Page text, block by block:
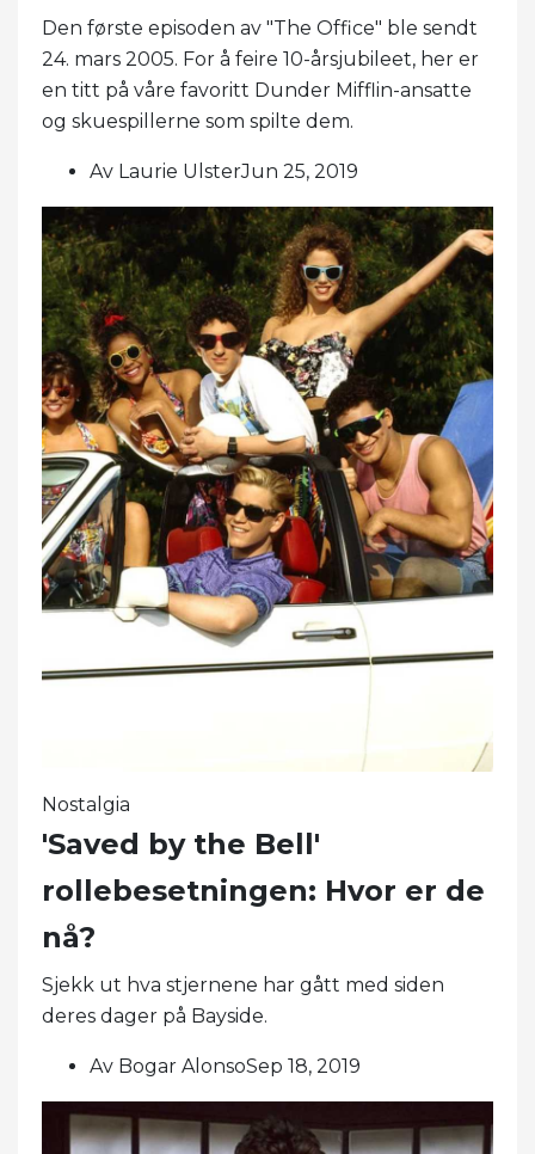
Den første episoden av "The Office" ble sendt
24. mars 2005. For å feire 10-årsjubileet, her er
en titt på våre favoritt Dunder Mifflin-ansatte
og skuespillerne som spilte dem.
Av Laurie UlsterJun 25, 2019
Nostalgia
'Saved by the Bell'
rollebesetningen: Hvor er de
nå?
Sjekk ut hva stjernene har gått med siden
deres dager på Bayside.
Av Bogar AlonsoSep 18, 2019